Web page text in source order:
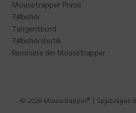
Mousetrapper Prime
Tillbehör
Tangentbord
Tillbehörsbutik
Renovera din Mousetrapper
© 2026 Mousetrapper® Spjutvägen